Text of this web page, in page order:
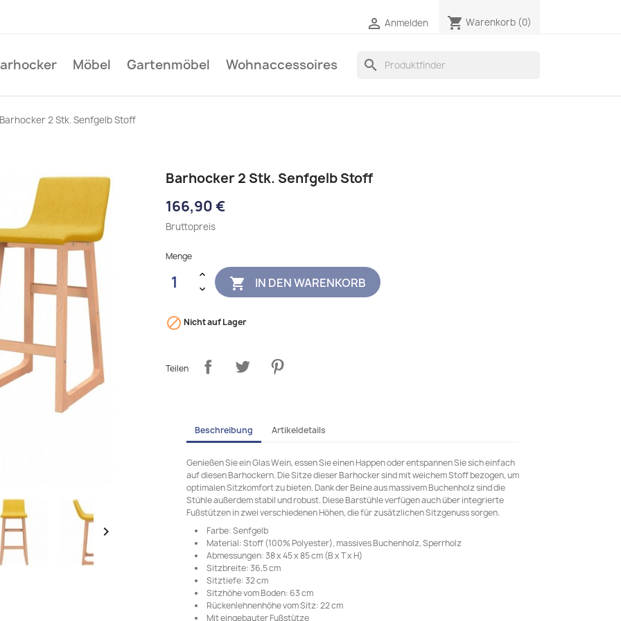
 Anmelden shopping_cart Warenkorb (0)
Möbel Gartenmöbel Wohnaccessoires search
Barhocker 2 Stk. Senfgelb Stoff

Barhocker 2 Stk. Senfgelb Stoff
166,90 €
Bruttopreis
Menge
 IN DEN WARENKORB
 Nicht auf Lager
Teilen
Beschreibung Artikeldetails
Genießen Sie ein Glas Wein, essen Sie einen Happen oder entspannen Sie sich einfach
auf diesen Barhockern. Die Sitze dieser Barhocker sind mit weichem Stoff bezogen, um
optimalen Sitzkomfort zu bieten. Dank der Beine aus massivem Buchenholz sind die
Stühle außerdem stabil und robust. Diese Barstühle verfügen auch über integrierte
Fußstützen in zwei verschiedenen Höhen, die für zusätzlichen Sitzgenuss sorgen.
Farbe: Senfgelb
Material: Stoff (100% Polyester), massives Buchenholz, Sperrholz
Abmessungen: 38 x 45 x 85 cm (B x T x H)
Sitzbreite: 36,5 cm
Sitztiefe: 32 cm
Sitzhöhe vom Boden: 63 cm
Rückenlehnenhöhe vom Sitz: 22 cm
Mit eingebauter Fußstütze